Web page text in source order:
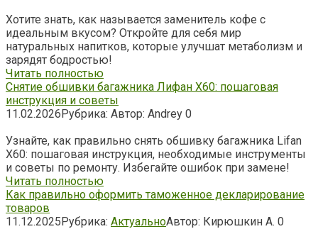
Хотите знать, как называется заменитель кофе с
идеальным вкусом? Откройте для себя мир
натуральных напитков, которые улучшат метаболизм и
зарядят бодростью!
Читать полностью
Снятие обшивки багажника Лифан Х60: пошаговая
инструкция и советы
11.02.2026Рубрика: Автор: Andrey 0
Узнайте, как правильно снять обшивку багажника Lifan
X60: пошаговая инструкция, необходимые инструменты
и советы по ремонту. Избегайте ошибок при замене!
Читать полностью
Как правильно оформить таможенное декларирование
товаров
11.12.2025Рубрика: АктуальноАвтор: Кирюшкин А. 0